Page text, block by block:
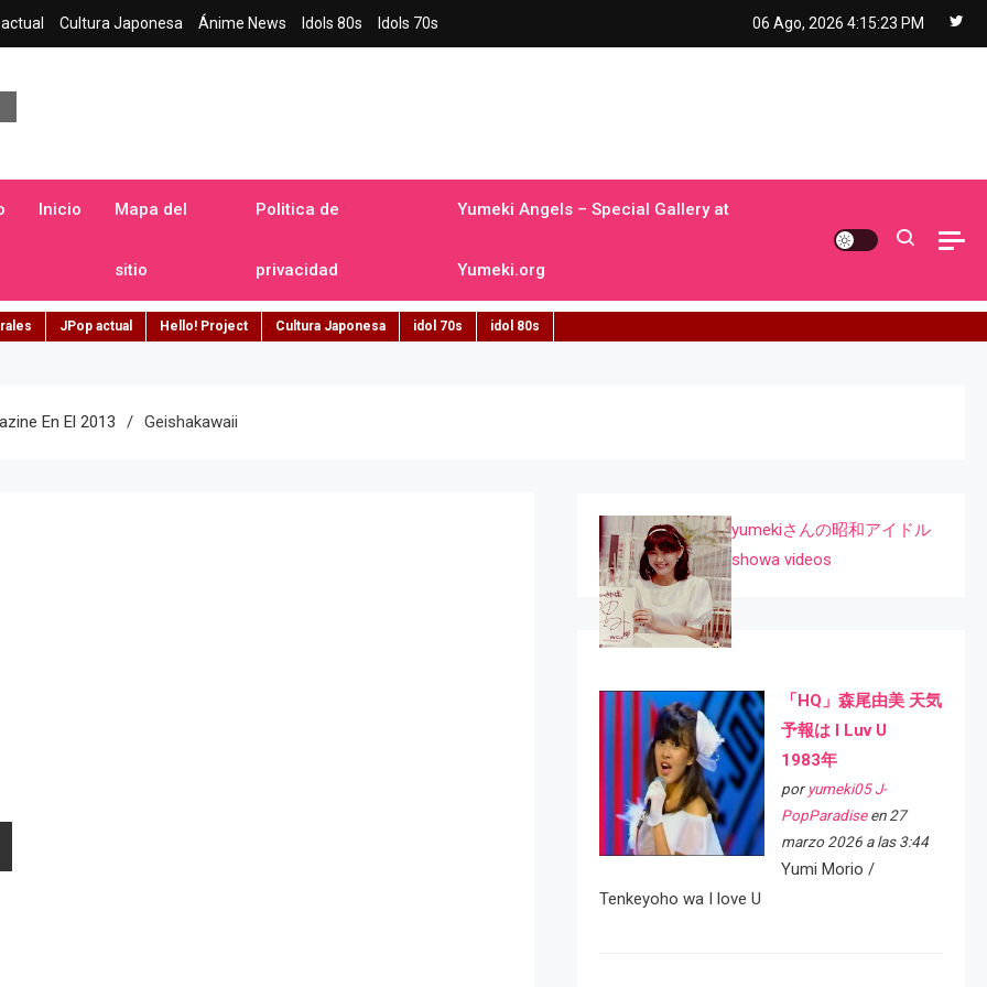
Cultura Japonesa Ánime News Idols 80s Idols 70s 06 Ago, 2026 4:15:24 PM
Inicio Mapa del
sitio
Politica de
privacidad
Yumeki Angels – Special Gallery at
Yumeki.org
JPop actual Hello! Project Cultura Japonesa idol 70s idol 80s
En El 2013 Geishakawaii
yumekiさんの昭和アイドル
showa videos
「HQ」森尾由美 天気
予報は I Luv U
1983年
por yumeki05 J-
PopParadiseen 27
marzo 2026 a las 3:44
Yumi Morio /
Tenkeyoho wa I love U